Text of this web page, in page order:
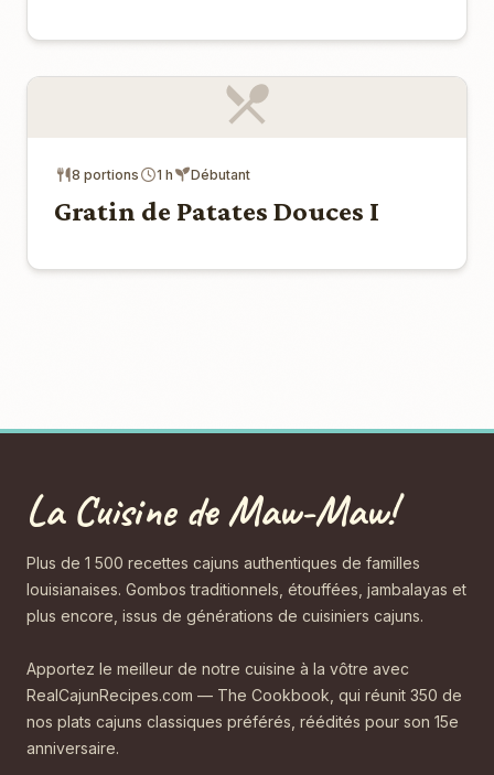
8 portions 1 h Débutant
Gratin de Patates Douces I
La Cuisine de Maw-Maw!
Plus de 1 500 recettes cajuns authentiques de familles
louisianaises. Gombos traditionnels, étouffées, jambalayas et
plus encore, issus de générations de cuisiniers cajuns.
Apportez le meilleur de notre cuisine à la vôtre avec
RealCajunRecipes.com — The Cookbook, qui réunit 350 de
nos plats cajuns classiques préférés, réédités pour son 15e
anniversaire.